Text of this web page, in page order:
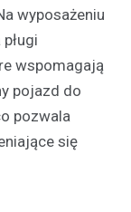
wyposażeniu
wspomagają
pojazd do
pozwala
się